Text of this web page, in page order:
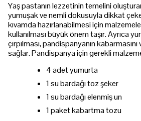
Yaş pastanın lezzetinin temelini
yumuşak ve nemli dokusuyla dikkat
kıvamda hazırlanabilmesi için
kullanılması büyük önem taşır. Ayrıca
çırpılması, pandispanyanın kabarmasını
sağlar. Pandispanya için gerekli
4 adet yumurta
1 su bardağı toz şeker
1 su bardağı elenmiş un
1 paket kabartma tozu